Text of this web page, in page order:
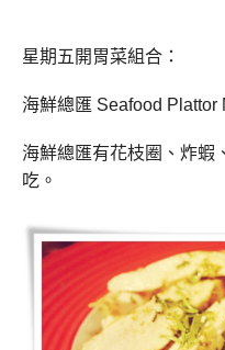
星期五開胃菜組合：
海鮮總匯 Seafood Plattor
海鮮總匯有花枝圈、炸蝦
吃。